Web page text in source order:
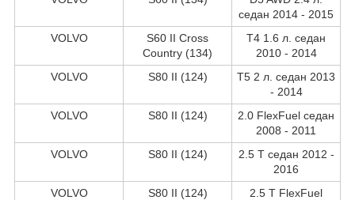
седан 2014 - 2015
VOLVO
S60 II Cross
Country (134)
T4 1.6 л. седан
2010 - 2014
VOLVO
S80 II (124)
T5 2 л. седан 2013
- 2014
VOLVO
S80 II (124)
2.0 FlexFuel седан
2008 - 2011
VOLVO
S80 II (124)
2.5 T седан 2012 -
2016
VOLVO
S80 II (124)
2.5 T FlexFuel